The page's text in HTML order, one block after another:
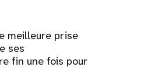
meilleure prise
ses
fin une fois pour